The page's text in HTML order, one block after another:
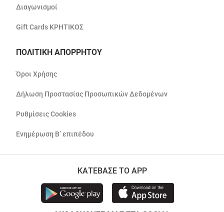
Διαγωνισμοί
Gift Cards ΚΡΗΤΙΚΟΣ
ΠΟΛΙΤΙΚΗ ΑΠΟΡΡΗΤΟΥ
Όροι Χρήσης
Δήλωση Προστασίας Προσωπικών Δεδομένων
Ρυθμίσεις Cookies
Ενημέρωση Β’ επιπέδου
ΚΑΤΕΒΑΣΕ ΤΟ APP